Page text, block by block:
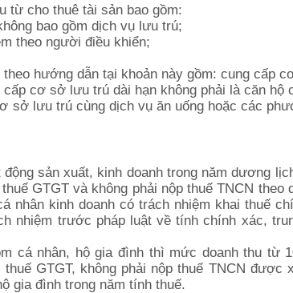
từ cho thuê tài sản bao gồm:
bao gồm dịch vụ lưu trú;
theo người điều khiển;
hướng dẫn tại khoản này gồm: cung cấp
cơ sở lưu trú dài hạn không phải là căn hộ
sở lưu trú cùng dịch vụ ăn uống hoặc các
sản xuất, kinh doanh trong năm dương
GTGT và không phải nộp thuế TNCN theo
nhân kinh doanh có trách nhiệm khai thuế
nhiệm trước pháp luật về tính chính xác,
cá nhân, hộ gia đình thì mức doanh thu từ
GTGT, không phải nộp thuế TNCN được
gia đình trong năm tính thuế.